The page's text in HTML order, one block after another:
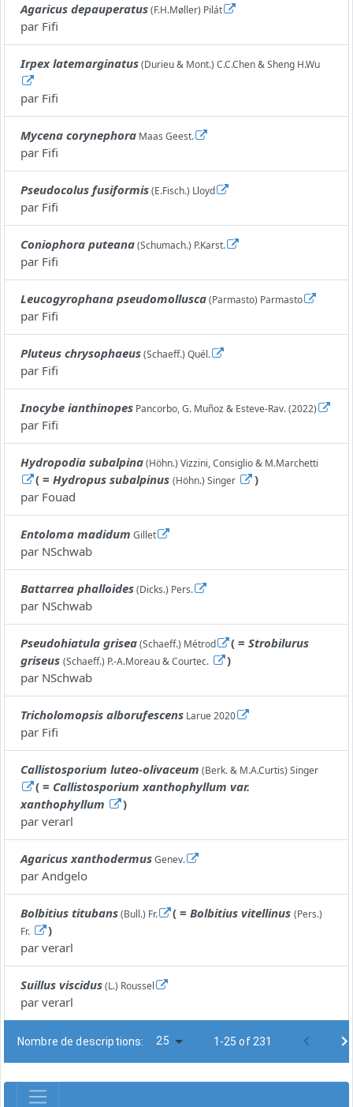
Agaricus depauperatus(F.H.Møller) Pilát
par Fifi
Irpex latemarginatus(Durieu & Mont.) C.C.Chen & Sheng H.Wu
par Fifi
Mycena corynephora Maas Geest.
par Fifi
Pseudocolus fusiformis(E.Fisch.) Lloyd
par Fifi
Coniophora puteana(Schumach.) P.Karst.
par Fifi
Leucogyrophana pseudomollusca(Parmasto) Parmasto
par Fifi
Pluteus chrysophaeus(Schaeff.) Quél.
par Fifi
Inocybe ianthinopes Pancorbo, G. Muñoz & Esteve-Rav. (2022)
par Fifi
Hydropodia subalpina(Höhn.) Vizzini, Consiglio & M.Marchetti
( =Hydropus subalpinus (Höhn.) Singer
)
par Fouad
Entoloma madidum Gillet
par NSchwab
Battarrea phalloides(Dicks.) Pers.
par NSchwab
Pseudohiatula grisea(Schaeff.) Métrod ( =Strobilurus
griseus (Schaeff.) P.-A.Moreau & Courtec.
)
par NSchwab
Tricholomopsis alborufescens Larue 2020
par Fifi
Callistosporium luteo-olivaceum (Berk. & M.A.Curtis) Singer
( = Callistosporium xanthophyllum var.
xanthophyllum
)
par verarl
Agaricus xanthodermusGenev.
par Andgelo
Bolbitius titubans(Bull.) Fr. ( =Bolbitius vitellinus (Pers.)
Fr.
)
par verarl
Suillus viscidus(L.) Roussel
par verarl
Nombre de descriptions: 25 1-25 of 231